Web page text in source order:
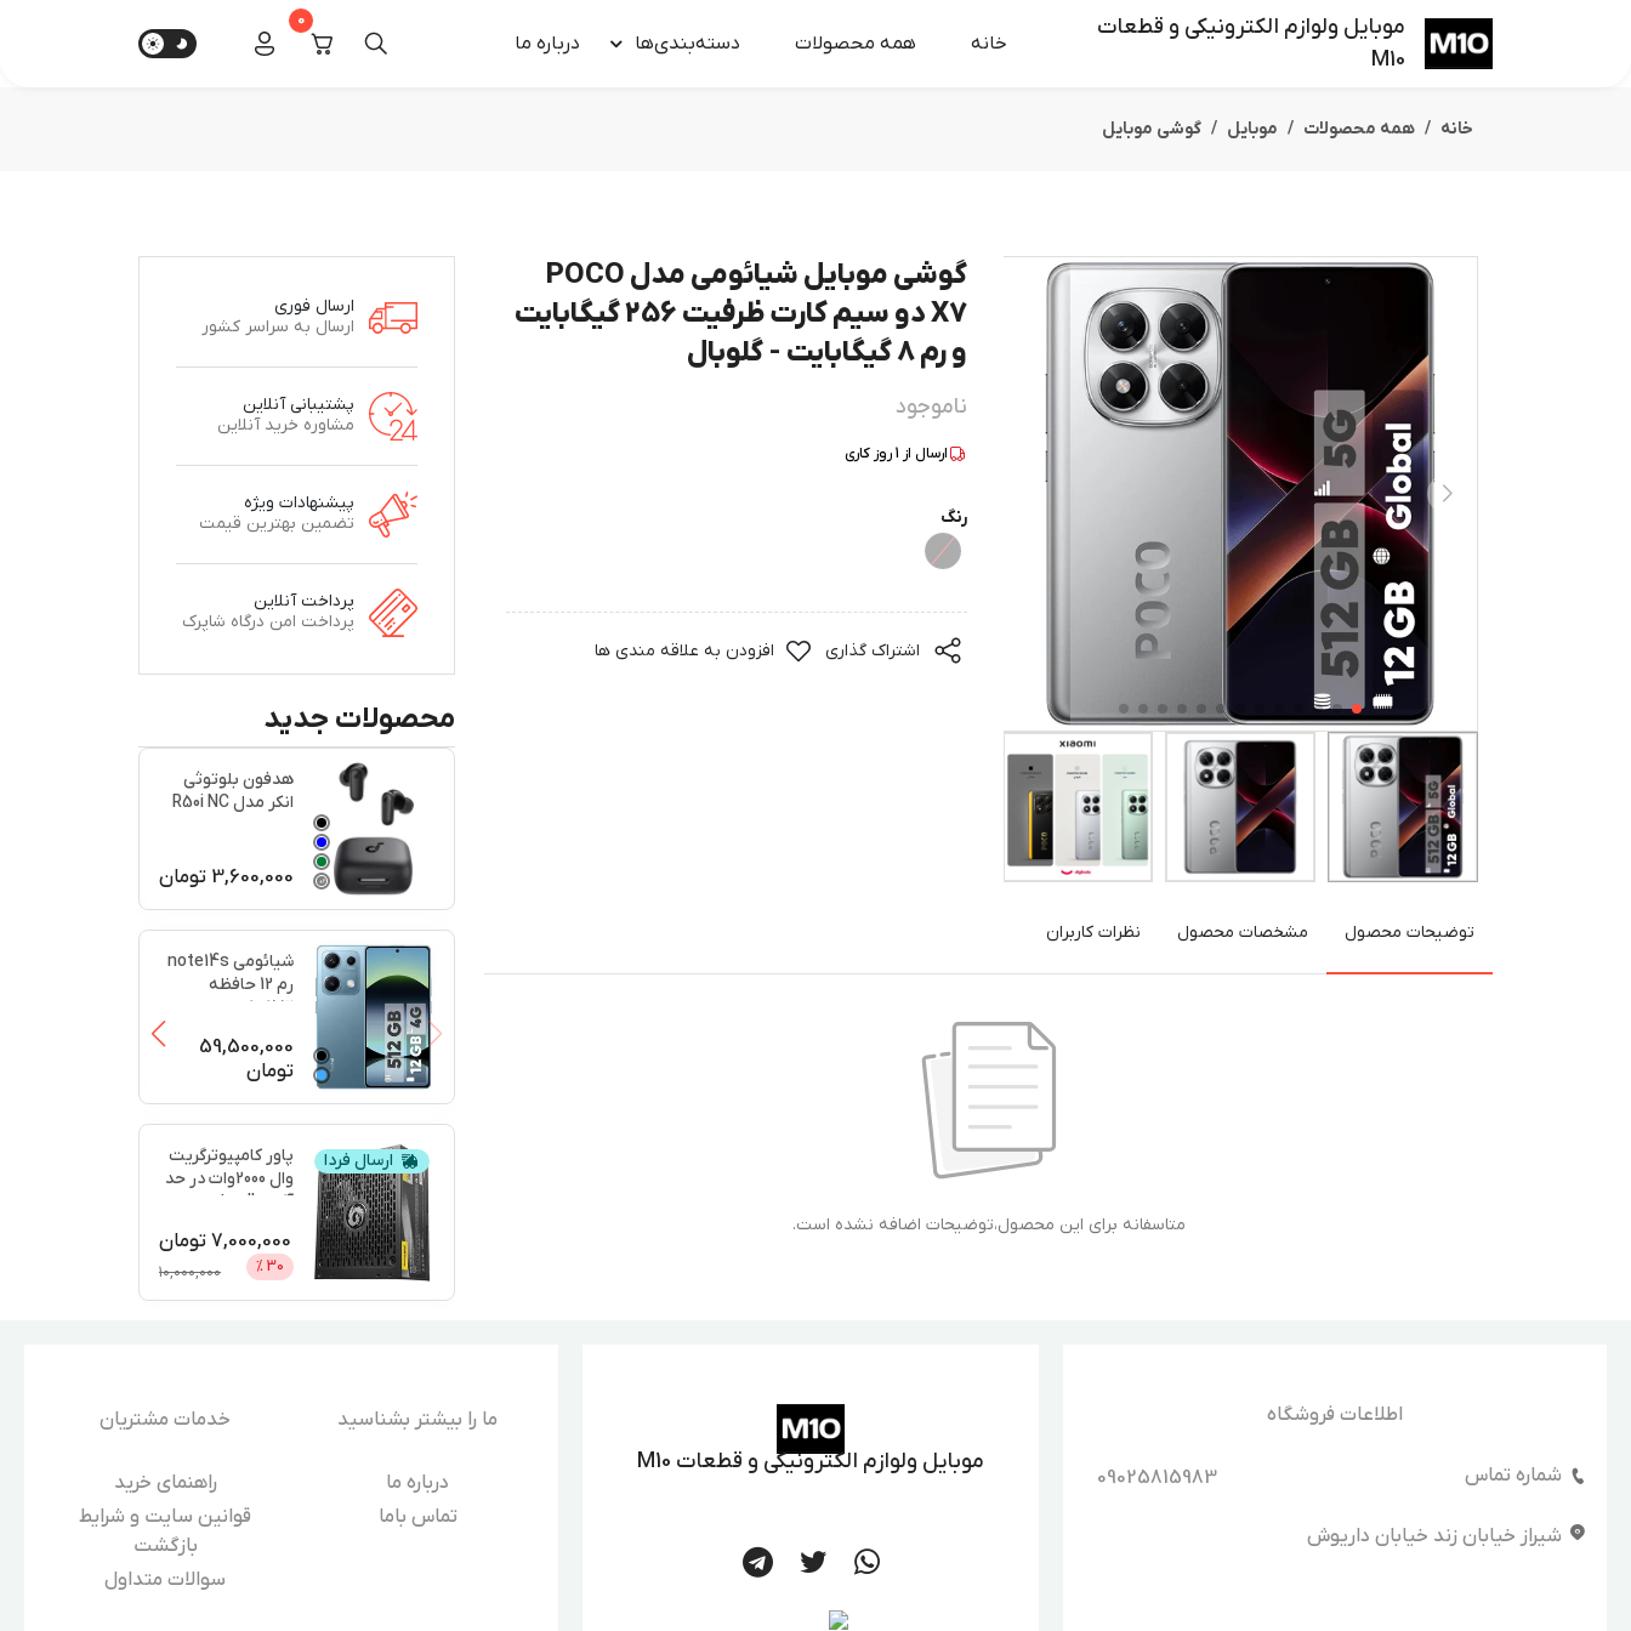
موبایل ولوازم الکترونیکی و قطعات
M10
خانه همه محصولات دسته‌بندی‌ها درباره‌ ما
0
خانه همه محصولات موبایل گوشی موبایل
گوشی موبایل شیائومی مدل POCO
X7 دو سیم کارت ظرفیت 256 گیگابایت
و رم 8 گیگابایت - گلوبال
ناموجود
ارسال از 1روز کاری
رنگ
اشتراک گذاری افزودن به علاقه مندی ها
توضیحات محصول مشخصات محصول نظرات کاربران
متاسفانه برای این محصول،توضیحات اضافه نشده است.
ارسال فوری
ارسال به سراسر کشور
پشتیبانی آنلاین
مشاوره خرید آنلاین
پیشنهادات ویژه
تضمین بهترین قیمت
پرداخت آنلاین
پرداخت امن درگاه شاپرک
محصولات جدید
2
+
هدفون بلوتوثی
انکر مدل R50i NC
3,600,000 تومان
شیائومی note14s
رم 12 حافظه
512کارکرد در حد
59,500,000
تومان
ارسال فردا
پاور کامپیوترگریت
وال 2000وات در حد
آکبندgreatwall
7,000,000 تومان
30
%
10,000,000
اطلاعات فروشگاه
شماره تماس 09025815983
شیراز خیابان زند خیابان داریوش
موبایل ولوازم الکترونیکی و قطعات M10
ما را بیشتر بشناسید
درباره‌ ما
تماس باما
خدمات مشتریان
راهنمای خرید
قوانین سایت و شرایط
بازگشت
سوالات متداول